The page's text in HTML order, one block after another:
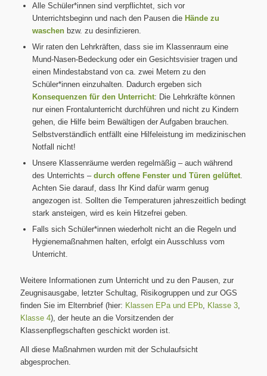
Alle Schüler*innen sind verpflichtet, sich vor
Unterrichtsbeginn und nach den Pausen die Hände zu
waschenbzw. zu desinfizieren.
Wir raten den Lehrkräften, dass sie im Klassenraum eine
Mund-Nasen-Bedeckung oder ein Gesichtsvisier tragen und
einen Mindestabstand von ca. zwei Metern zu den
Schüler*innen einzuhalten. Dadurch ergeben sich
Konsequenzen für den Unterricht: Die Lehrkräfte können
nur einen Frontalunterricht durchführen und nicht zu Kindern
gehen, die Hilfe beim Bewältigen der Aufgaben brauchen.
Selbstverständlich entfällt eine Hilfeleistung im medizinischen
Notfall nicht!
Unsere Klassenräume werden regelmäßig – auch während
des Unterrichts – durch offene Fenster und Türen gelüftet.
Achten Sie darauf, dass Ihr Kind dafür warm genug
angezogen ist. Sollten die Temperaturen jahreszeitlich bedingt
stark ansteigen, wird es kein Hitzefrei geben.
Falls sich Schüler*innen wiederholt nicht an die Regeln und
Hygienemaßnahmen halten, erfolgt ein Ausschluss vom
Unterricht.
Weitere Informationen zum Unterricht und zu den Pausen, zur
Zeugnisausgabe, letzter Schultag, Risikogruppen und zur OGS
finden Sie im Elternbrief (hier: Klassen EPa und EPb, Klasse 3,
Klasse 4), der heute an die Vorsitzenden der
Klassenpflegschaften geschickt worden ist.
All diese Maßnahmen wurden mit der Schulaufsicht
abgesprochen.